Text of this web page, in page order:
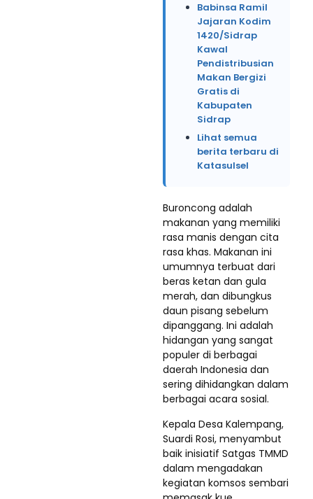
Babinsa Ramil
Jajaran Kodim
1420/Sidrap
Kawal
Pendistribusian
Makan Bergizi
Gratis di
Kabupaten
Sidrap
Lihat semua
berita terbaru di
Katasulsel
Buroncong adalah
makanan yang memiliki
rasa manis dengan cita
rasa khas. Makanan ini
umumnya terbuat dari
beras ketan dan gula
merah, dan dibungkus
daun pisang sebelum
dipanggang. Ini adalah
hidangan yang sangat
populer di berbagai
daerah Indonesia dan
sering dihidangkan dalam
berbagai acara sosial.
Kepala Desa Kalempang,
Suardi Rosi, menyambut
baik inisiatif Satgas TMMD
dalam mengadakan
kegiatan komsos sembari